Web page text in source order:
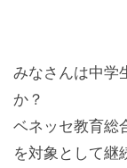
みなさんは中学
か？
ベネッセ教育総
を対象として継